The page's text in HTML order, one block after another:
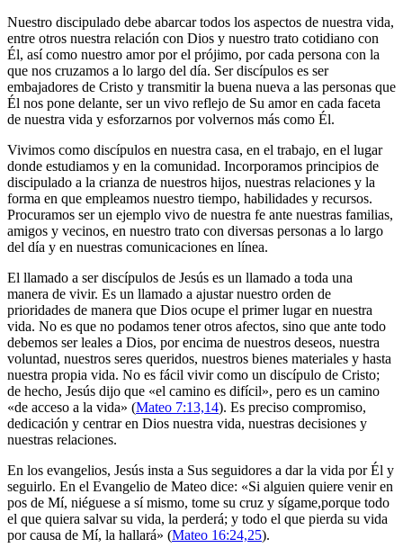
Nuestro discipulado debe abarcar todos los aspectos de nuestra vida,
entre otros nuestra relación con Dios y nuestro trato cotidiano con
Él, así como nuestro amor por el prójimo, por cada persona con la
que nos cruzamos a lo largo del día. Ser discípulos es ser
embajadores de Cristo y transmitir la buena nueva a las personas que
Él nos pone delante, ser un vivo reflejo de Su amor en cada faceta
de nuestra vida y esforzarnos por volvernos más como Él.
Vivimos como discípulos en nuestra casa, en el trabajo, en el lugar
donde estudiamos y en la comunidad. Incorporamos principios de
discipulado a la crianza de nuestros hijos, nuestras relaciones y la
forma en que empleamos nuestro tiempo, habilidades y recursos.
Procuramos ser un ejemplo vivo de nuestra fe ante nuestras familias,
amigos y vecinos, en nuestro trato con diversas personas a lo largo
del día y en nuestras comunicaciones en línea.
El llamado a ser discípulos de Jesús es un llamado a toda una
manera de vivir. Es un llamado a ajustar nuestro orden de
prioridades de manera que Dios ocupe el primer lugar en nuestra
vida. No es que no podamos tener otros afectos, sino que ante todo
debemos ser leales a Dios, por encima de nuestros deseos, nuestra
voluntad, nuestros seres queridos, nuestros bienes materiales y hasta
nuestra propia vida. No es fácil vivir como un discípulo de Cristo;
de hecho, Jesús dijo que «el camino es difícil», pero es un camino
«de acceso a la vida» (Mateo 7:13,14). Es preciso compromiso,
dedicación y centrar en Dios nuestra vida, nuestras decisiones y
nuestras relaciones.
En los evangelios, Jesús insta a Sus seguidores a dar la vida por Él y
seguirlo. En el Evangelio de Mateo dice: «Si alguien quiere venir en
pos de Mí, niéguese a sí mismo, tome su cruz y sígame,porque todo
el que quiera salvar su vida, la perderá; y todo el que pierda su vida
por causa de Mí, la hallará» (Mateo 16:24,25).